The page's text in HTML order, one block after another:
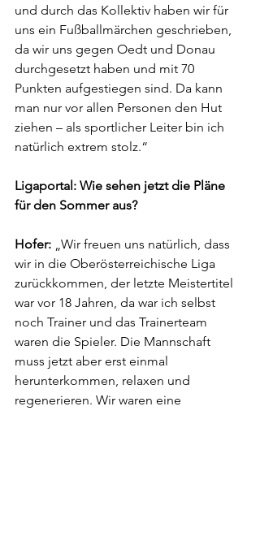
und durch das Kollektiv haben wir für
uns ein Fußballmärchen geschrieben,
da wir uns gegen Oedt und Donau
durchgesetzt haben und mit 70
Punkten aufgestiegen sind. Da kann
man nur vor allen Personen den Hut
ziehen – als sportlicher Leiter bin ich
natürlich extrem stolz.“
Ligaportal: Wie sehen jetzt die Pläne
für den Sommer aus?
Hofer: „Wir freuen uns natürlich, dass
wir in die Oberösterreichische Liga
zurückkommen, der letzte Meistertitel
war vor 18 Jahren, da war ich selbst
noch Trainer und das Trainerteam
waren die Spieler. Die Mannschaft
muss jetzt aber erst einmal
herunterkommen, relaxen und
regenerieren. Wir waren eine